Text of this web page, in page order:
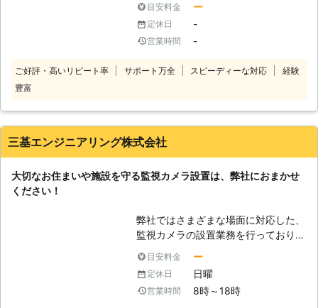
らっしゃらないでしょうか。 「防犯
カメラを設置するのはいいけど、あと
で高い料金を請求されたら怖い」
業をしてもらいたい」 確かに料金の
まうのではと不安になりますよね。悪
徳な業者ですと、勝手に作業を進めて
あとで高額な料金を請求されることも
あるでしょう。 弊社は安心の事前見
積りをおこなっている業者です。事前
切いたしませんので、ぜひ安心してご
利用いただけたらと思います。 ●終
で、お客様の生活に強い防犯力が加わ
ります。空き巣の被害に遭ってからで
は、悔やんでも悔やみきれません。ぜ
て場などに設置をすると、違法のゴミ
捨てがなくなることが期待できます。
視カメラ設置をご希望になるのでした
らトゥインクルネットまでお問い合わ
せください。もちろんこの監視カメラ
の監視カメラを本物にする必要性はあ
りません。外見だけは同じで、中身は
ります。これは一見すると監視カメラ
れと本物の監視カメラを併用すること
により、油断した相手を撮影すること
も可能です。どうぞダミーカメラもご
利用ください。
でなく法人様の事務所や工場、そして
マンションについても施行することが
できます。特に法人様の場合には、設
お客様によって様々です。そこで、熟
は、防犯対策はもちろんのこと、来客
の人数把握や商品管理、または外出先
不安な点もあるかと思いますのでお気
目安料金 ー
定休日 -
営業時間 -
ご好評・高いリピート率 サポート万全 スピーディーな対応
経験
豊富
三基エンジニアリング株式会社
大切なお住まいや施設を守る監視カメラ設置は、弊社におまかせ
ください！
弊社ではさまざまな場面に対応した、
監視カメラの設置業務を行っておりま
ちろんのこと、オフィスや工場での不
審者対策や従業員の管理、駐車場での
トラブル対策など、多くの状況に適切
目安料金 ー
定休日 日曜
営業時間 8時～18時